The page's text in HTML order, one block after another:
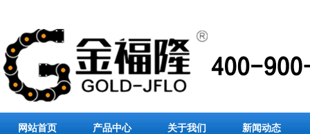
网站首页 产品中心 关于我们 新闻动态